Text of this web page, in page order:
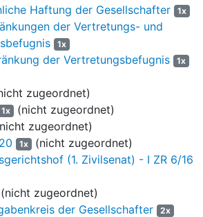
den sich eine Aktiengesellschaft zur
ganzen Gesellschaftsvermögens
die Übertragung unter die Vorschriften
fällt, bedarf nach§ 179a Abs. 1 Satz
Beschlusses der Hauptversammlung
, wenn damit nicht eine Änderung des
verbunden ist. Der
der Hauptversammlung ist
des schuldrechtlichen
Das hat der Senat bereits zu
BGH, Urteil vom 25. Februar 1982 -II ZR
1995, 278, 279; Urteil vom 26. April 2004
159, 30, 42 - Gelatine I). Die Qualifizierung
Haftung der Gesellschafter 1x
der Vertretungs- und
1x
der Vertretungsbefugnis 1x
zugeordnet)
1x (nicht zugeordnet)
zugeordnet)
1x (nicht zugeordnet)
(1. Zivilsenat) - I ZR 6/16
zugeordnet)
der Gesellschafter
2x